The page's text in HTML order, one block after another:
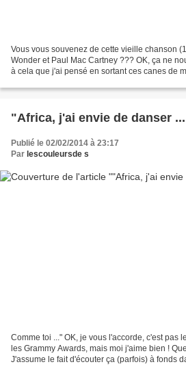
Vous vous souvenez de cette vieille chanson
Wonder et Paul Mac Cartney ??? OK, ça ne
à cela que j'ai pensé en sortant ces canes de
"Africa, j'ai envie de danser ...
Publié le 02/02/2014 à 23:17
Par lescouleursde s
Comme toi ..." OK, je vous l'accorde, c'est pas
les Grammy Awards, mais moi j'aime bien !
J'assume le fait d'écouter ça (parfois) à fonds